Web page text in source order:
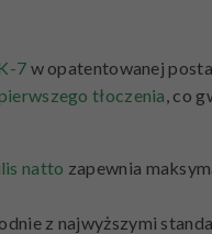
7 w opatentowanej
tłoczenia, co
natto zapewnia
z najwyższymi